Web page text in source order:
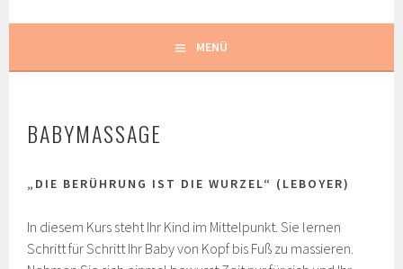
MENÜ
BABYMASSAGE
„DIE BERÜHRUNG IST DIE WURZEL“ (LEBOYER)
In diesem Kurs steht Ihr Kind im Mittelpunkt. Sie lernen
Schritt für Schritt Ihr Baby von Kopf bis Fuß zu massieren.